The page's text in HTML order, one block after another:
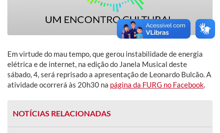
Em virtude do mau tempo, que gerou instabilidade de energia
elétrica e de internet, na edição do Janela Musical deste
sábado, 4, será reprisado a apresentação de Leonardo Bulcão. A
atividade ocorrerá às 20h30 na página da FURG no Facebook.
NOTÍCIAS RELACIONADAS